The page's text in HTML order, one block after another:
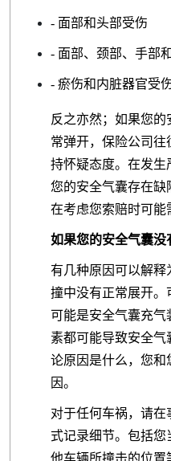
- 面部和头部受伤
- 面部、颈部、手部
- 瘀伤和内脏器官受
反之亦然；如果您
常弹开，保险公司
持怀疑态度。在发生
您的安全气囊存在缺
在考虑您索赔时可能
如果您的安全气囊没
有几种原因可以解释
撞中没有正常展开。
可能是安全气囊充气
素都可能导致安全气
论原因是什么，您和
因。
对于任何车祸，请
式记录细节。包括您
他车辆所撞击的位置